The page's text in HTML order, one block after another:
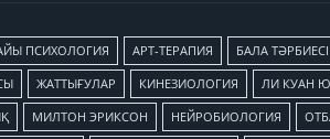
ПСИХОЛОГИЯ АРТ-ТЕРАПИЯ БАЛА ТӘРБИЕСІ
ЖАТТЫҒУЛАР КИНЕЗИОЛОГИЯ ЛИ КУАН
МИЛТОН ЭРИКСОН НЕЙРОБИОЛОГИЯ